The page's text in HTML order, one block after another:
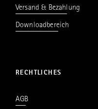
Versand & Bezahlung
Downloadbereich
RECHTLICHES
AGB